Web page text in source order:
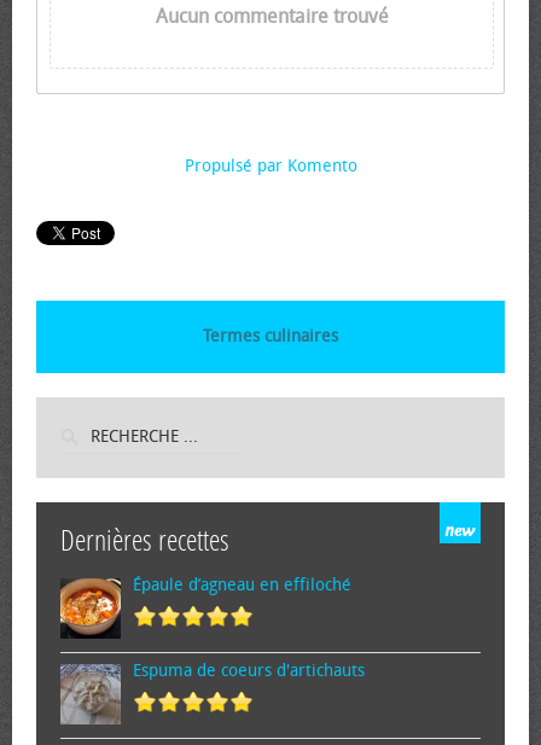
Aucun commentaire trouvé
Propulsé par Komento
Termes culinaires
Dernières recettes
Épaule d’agneau en effiloché
Espuma de cœurs d'artichauts